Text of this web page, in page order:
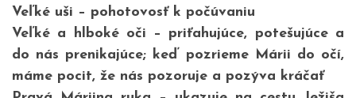
Veľké uši – pohotovosť k počúvaniu
Veľké a hlboké oči – priťahujúce, potešujúce a
do nás prenikajúce; keď pozrieme Márii do očí,
máme pocit, že nás pozoruje a pozýva kráčať